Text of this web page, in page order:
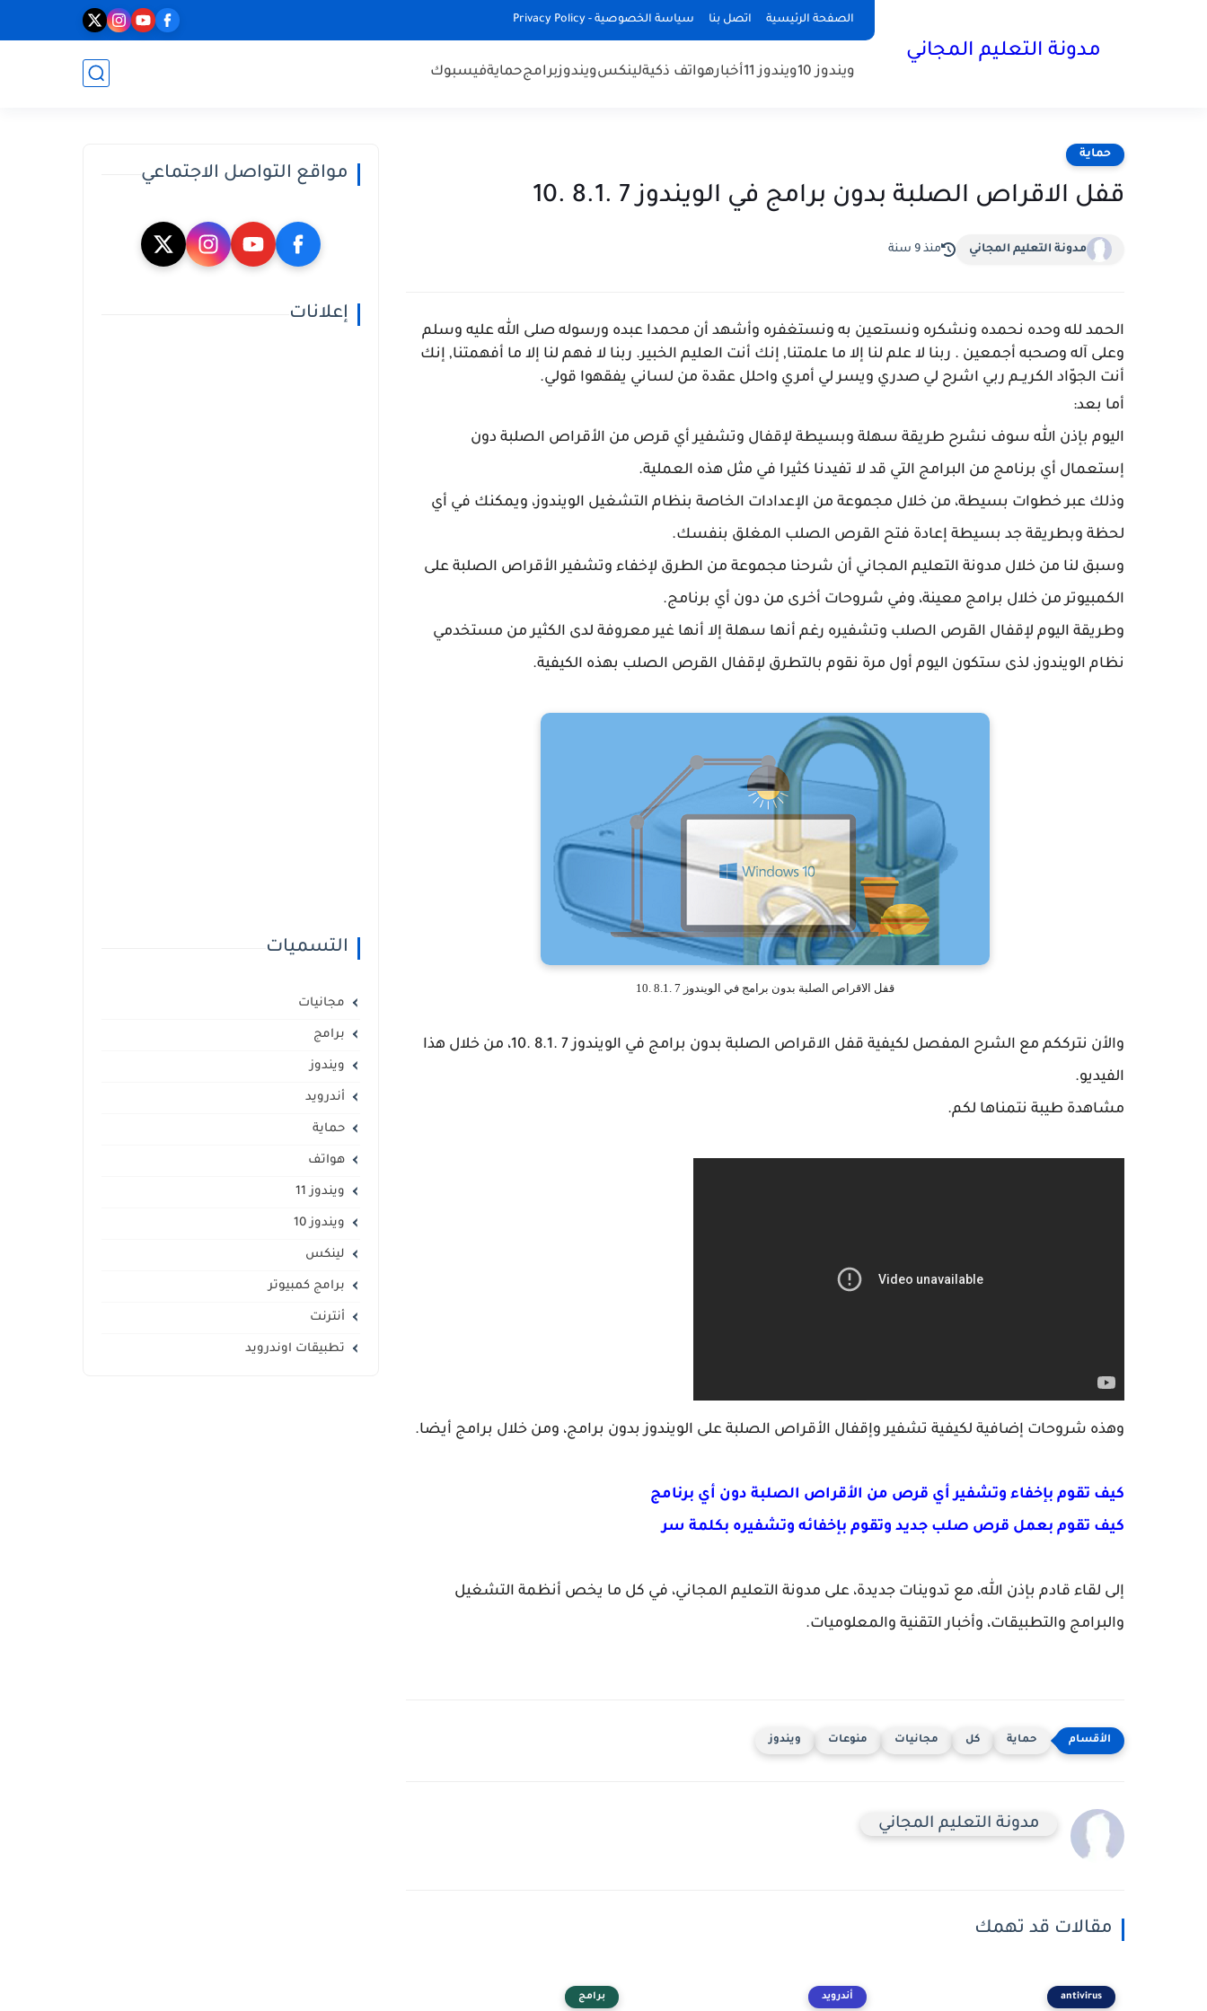
الصفحة الرئيسية اتصل بنا سياسة الخصوصية - Privacy Policy
مدونة التعليم المجاني
ويندوز 10 ويندوز 11 أخبارهواتف ذكيةلينكسويندوزبرامجحمايةفيسبوك
حماية
قفل الاقراص الصلبة بدون برامج في الويندوز 7 .8.1 .10
مدونة التعليم المجاني منذ 9 سنة
الحمد لله وحده نحمده ونشكره ونستعين به ونستغفره وأشهد أن محمدا عبده ورسوله صلى الله عليه وسلم
وعلى آله وصحبه أجمعين . ربنا لا علم لنا إلا ما علمتنا, إنك أنت العليم الخبير. ربنا لا فهم لنا إلا ما أفهمتنا, إنك
أنت الجوّاد الكريــم ربي اشرح لي صدري ويسر لي أمري واحلل عقدة من لساني يفقهوا قولي.
أما بعد:
اليوم بإذن الله سوف نشرح طريقة سهلة وبسيطة لإقفال وتشفير أي قرص من الأقراص الصلبة دون
إستعمال أي برنامج من البرامج التي قد لا تفيدنا كثيرا في مثل هذه العملية.
وذلك عبر خطوات بسيطة، من خلال مجموعة من الإعدادات الخاصة بنظام التشغيل الويندوز، ويمكنك في أي
لحظة وبطريقة جد بسيطة إعادة فتح القرص الصلب المغلق بنفسك.
وسبق لنا من خلال مدونة التعليم المجاني أن شرحنا مجموعة من الطرق لإخفاء وتشفير الأقراص الصلبة على
الكمبيوتر من خلال برامج معينة، وفي شروحات أخرى من دون أي برنامج.
وطريقة اليوم لإقفال القرص الصلب وتشفيره رغم أنها سهلة إلا أنها غير معروفة لدى الكثير من مستخدمي
نظام الويندوز، لذى ستكون اليوم أول مرة نقوم بالتطرق لإقفال القرص الصلب بهذه الكيفية.
قفل الاقراص الصلبة بدون برامج في الويندوز 7 .8.1 .10
والأن نترككم مع الشرح المفصل لكيفية
قفل الاقراص الصلبة بدون برامج في الويندوز 7 .8.1 .10، من خلال هذا
الفيديو.
مشاهدة طيبة نتمناها لكم.
وهذه شروحات إضافية لكيفية تشفير وإقفال الأقراص الصلبة على الويندوز بدون برامج، ومن خلال برامج أيضا.
كيف تقوم بإخفاء وتشفير أي قرص من الأقراص الصلبة دون أي برنامج
كيف تقوم بعمل قرص صلب جديد وتقوم بإخفائه وتشفيره بكلمة سر
إلى لقاء قادم بإذن الله، مع تدوينات جديدة، على مدونة التعليم المجاني، في كل ما يخص أنظمة التشغيل
والبرامج والتطبيقات، وأخبار التقنية والمعلوميات.
حماية كل مجانيات منوعات ويندوز
مدونة التعليم المجاني
مقالات قد تهمك
antivirus أندرويد برامج
مواقع التواصل الاجتماعي
إعلانات
التسميات
مجانيات
برامج
ويندوز
أندرويد
حماية
هواتف
ويندوز 11
ويندوز 10
لينكس
برامج كمبيوتر
أنترنت
تطبيقات اوندرويد